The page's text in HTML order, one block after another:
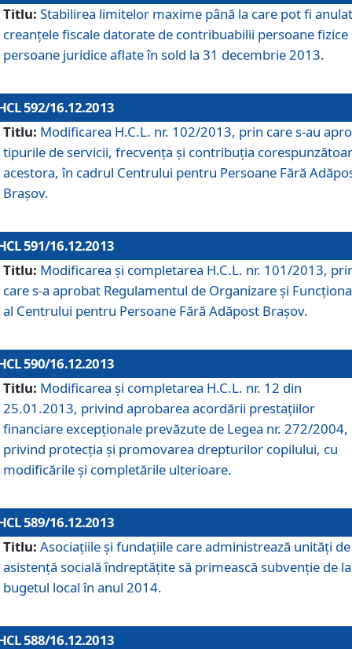
Titlu: Stabilirea limitelor maxime până la care pot fi
creanţele fiscale datorate de contribuabilii persoane fizice
persoane juridice aflate în sold la 31 decembrie 2013.
592/16.12.2013
Titlu: Modificarea H.C.L. nr. 102/2013, prin care s-au
tipurile de servicii, frecvenţa şi contribuţia
acestora, în cadrul Centrului pentru Persoane Fără
Braşov.
591/16.12.2013
Titlu: Modificarea şi completarea H.C.L. nr. 101/2013,
care s-a aprobat Regulamentul de Organizare şi
al Centrului pentru Persoane Fără Adăpost Braşov.
590/16.12.2013
Titlu: Modificarea şi completarea H.C.L. nr. 12 din
25.01.2013, privind aprobarea acordării prestaţiilor
financiare excepţionale prevăzute de Legea nr. 272/2004,
privind protecţia şi promovarea drepturilor copilului, cu
modificările şi completările ulterioare.
589/16.12.2013
Titlu: Asociaţiile şi fundaţiile care administrează unităţi de
asistenţă socială îndreptăţite să primească subvenţie de la
bugetul local în anul 2014.
588/16.12.2013